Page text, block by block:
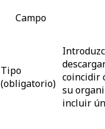
Campo
Tipo
(obligatorio) coincidir
su
incluir